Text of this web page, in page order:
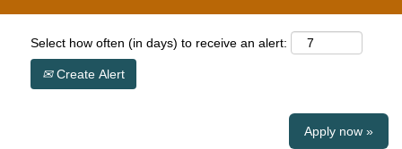
Select how often (in days) to receive an alert:
Create Alert
Apply now »